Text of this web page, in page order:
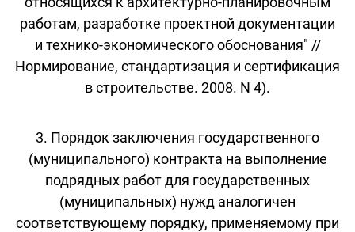
работам, разработке проектной документации
и технико-экономического обоснования" //
Нормирование, стандартизация и сертификация
в строительстве. 2008. N 4).
3. Порядок заключения государственного
(муниципального) контракта на выполнение
подрядных работ для государственных
(муниципальных) нужд аналогичен
соответствующему порядку, применяемому при